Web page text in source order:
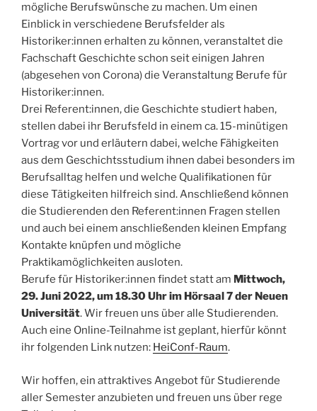
mögliche Berufswünsche zu machen. Um einen
Einblick in verschiedene Berufsfelder als
Historiker:innen erhalten zu können, veranstaltet die
Fachschaft Geschichte schon seit einigen Jahren
(abgesehen von Corona) die Veranstaltung Berufe für
Historiker:innen.
Drei Referent:innen, die Geschichte studiert haben,
stellen dabei ihr Berufsfeld in einem ca. 15-minütigen
Vortrag vor und erläutern dabei, welche Fähigkeiten
aus dem Geschichtsstudium ihnen dabei besonders im
Berufsalltag helfen und welche Qualifikationen für
diese Tätigkeiten hilfreich sind. Anschließend können
die Studierenden den Referent:innen Fragen stellen
und auch bei einem anschließenden kleinen Empfang
Kontakte knüpfen und mögliche
Praktikamöglichkeiten ausloten.
Berufe für Historiker:innen findet statt am Mittwoch,
29. Juni 2022, um 18.30 Uhr im Hörsaal 7 der Neuen
Universität. Wir freuen uns über alle Studierenden.
Auch eine Online-Teilnahme ist geplant, hierfür könnt
ihr folgenden Link nutzen: HeiConf-Raum.
Wir hoffen, ein attraktives Angebot für Studierende
aller Semester anzubieten und freuen uns über rege